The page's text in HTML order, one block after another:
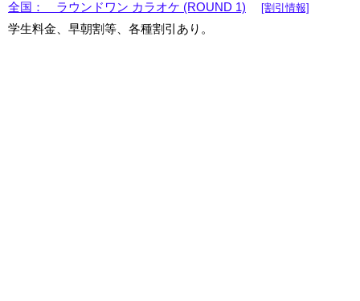
全国： ラウンドワン カラオケ (ROUND 1) [割引情報]
学生料金、早朝割等、各種割引あり。